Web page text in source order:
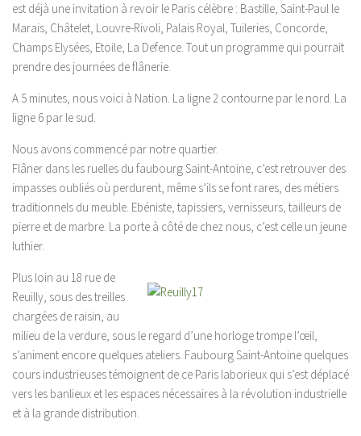
est déjà une invitation à revoir le Paris célèbre : Bastille, Saint-Paul le
Marais, Châtelet, Louvre-Rivoli, Palais Royal, Tuileries, Concorde,
Champs Elysées, Etoile, La Defence. Tout un programme qui pourrait
prendre des journées de flânerie.
A 5 minutes, nous voici à Nation. La ligne 2 contourne par le nord. La
ligne 6 par le sud.
Nous avons commencé par notre quartier.
Flâner dans les ruelles du faubourg Saint-Antoine, c’est retrouver des
impasses oubliés où perdurent, même s’ils se font rares, des métiers
traditionnels du meuble. Ebéniste, tapissiers, vernisseurs, tailleurs de
pierre et de marbre. La porte à côté de chez nous, c’est celle un jeune
luthier.
Plus loin au 18 rue de
Reuilly, sous des treilles
chargées de raisin, au
milieu de la verdure, sous le regard d’une horloge trompe l’œil,
s’animent encore quelques ateliers. Faubourg Saint-Antoine quelques
cours industrieuses témoignent de ce Paris laborieux qui s’est déplacé
vers les banlieux et les espaces nécessaires à la révolution industrielle
et à la grande distribution.